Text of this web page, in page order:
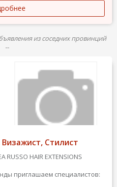
из соседних провинций
--
Стилист
HAIR EXTENSIONS
приглашаем специалистов: